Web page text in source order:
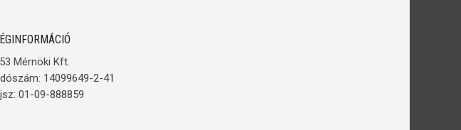
Mérnöki Kft.
14099649-2-41
01-09-888859